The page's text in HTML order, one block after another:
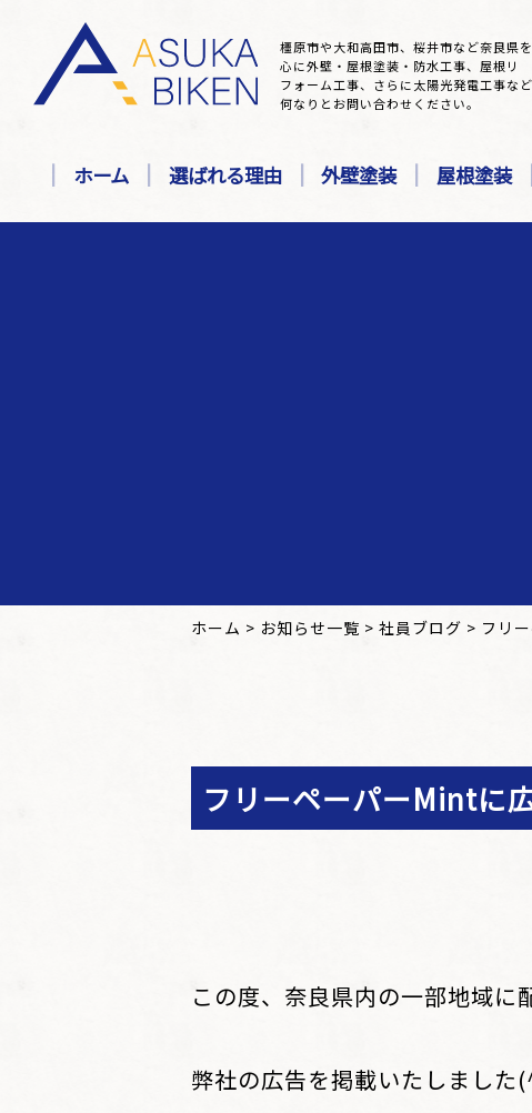
橿原市や大和高田市、桜井市など奈良県
心に外壁・屋根塗装・防水工事、屋根リ
フォーム工事、さらに太陽光発電工事など
何なりとお問い合わせください。
ホーム 選ばれる理由 外壁塗装 屋根塗装
ホーム > お知らせ一覧 > 社員ブログ > フリ
フリーペーパーMintに
この度、奈良県内の一部地域
弊社の広告を掲載いたしまし